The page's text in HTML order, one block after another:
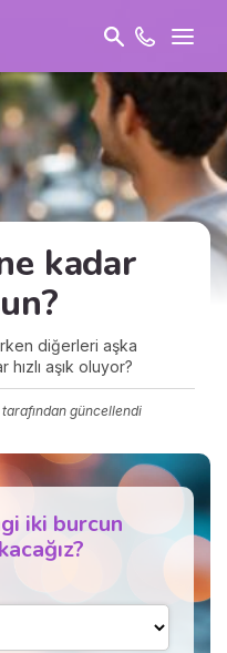
kadar
diğerleri aşka
aşık oluyor?
tarafından güncellendi
iki burcun